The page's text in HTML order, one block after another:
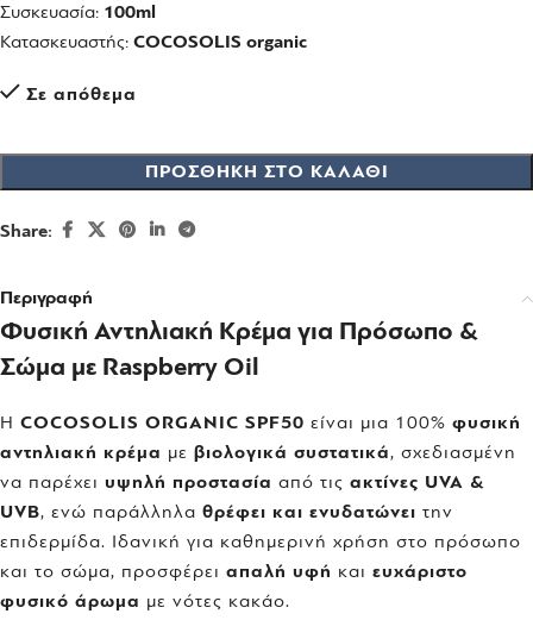
Συσκευασία: 100ml
Κατασκευαστής: COCOSOLIS organic
Σε απόθεμα
ΠΡΟΣΘΉΚΗ ΣΤΟ ΚΑΛΆΘΙ
Share:
Περιγραφή
Φυσική Αντηλιακή Κρέμα για Πρόσωπο &
Σώμα με Raspberry Oil
Η COCOSOLIS ORGANIC SPF50 είναι μια 100% φυσική
αντηλιακή κρέμα με βιολογικά συστατικά, σχεδιασμένη
να παρέχει υψηλή προστασία από τις ακτίνες UVA &
UVB, ενώ παράλληλα θρέφει και ενυδατώνει την
επιδερμίδα. Ιδανική για καθημερινή χρήση στο πρόσωπο
και το σώμα, προσφέρει απαλή υφή και ευχάριστο
φυσικό άρωμα με νότες κακάο.